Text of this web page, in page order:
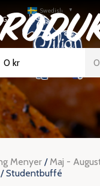
Swedish ▼
0 kr
Menyer / Maj -
/ Studentbuffé